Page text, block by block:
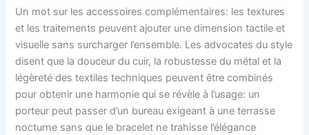
Un mot sur les accessoires complémentaires: les textures
et les traitements peuvent ajouter une dimension tactile et
visuelle sans surcharger l’ensemble. Les advocates du style
disent que la douceur du cuir, la robustesse du métal et la
légèreté des textiles techniques peuvent être combinés
pour obtenir une harmonie qui se révèle à l’usage: un
porteur peut passer d’un bureau exigeant à une terrasse
nocturne sans que le bracelet ne trahisse l’élégance